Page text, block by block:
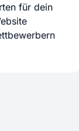
für dein